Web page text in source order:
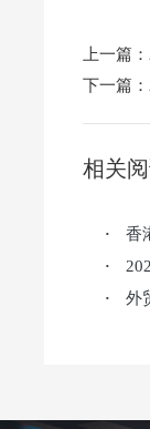
上一篇：
下一篇：
相关
· 香
·
· 外